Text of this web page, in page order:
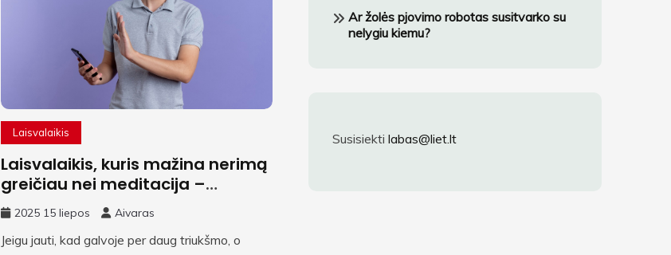
Laisvalaikis
Laisvalaikis, kuris mažina nerimą
greičiau nei meditacija –
atrasta veikla be telefono
2025 15 liepos Aivaras
Jeigu jauti, kad galvoje per daug triukšmo, o
Ar žolės pjovimo robotas susitvarko su
nelygiu kiemu?
Susisiekti labas@liet.lt